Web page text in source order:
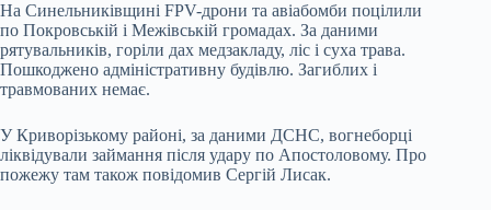
На Синельниківщині FPV-дрони та авіабомби поцілили
по Покровській і Межівській громадах. За даними
рятувальників, горіли дах медзакладу, ліс і суха трава.
Пошкоджено адміністративну будівлю. Загиблих і
травмованих немає.
У Криворізькому районі, за даними ДСНС, вогнеборці
ліквідували займання після удару по Апостоловому. Про
пожежу там також повідомив Сергій Лисак.